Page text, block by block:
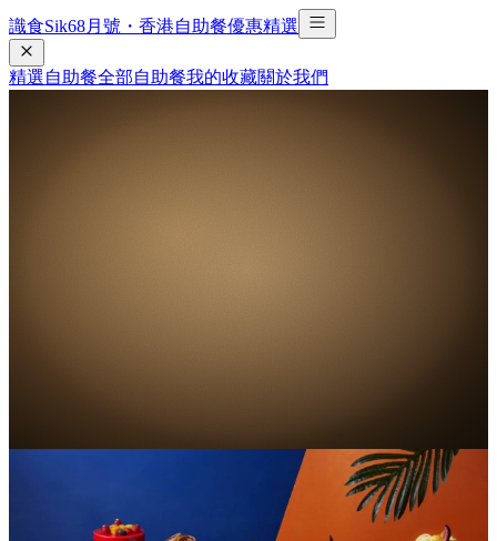
識食Sik68月號・香港自助餐優惠精選
精選自助餐全部自助餐我的收藏關於我們